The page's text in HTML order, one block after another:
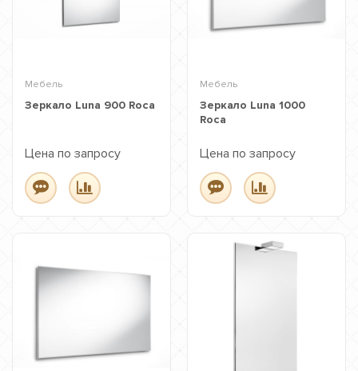
Мебель
Зеркало Luna 900 Roca
Цена по запросу
Мебель
Зеркало Luna 1000
Roca
Цена по запросу